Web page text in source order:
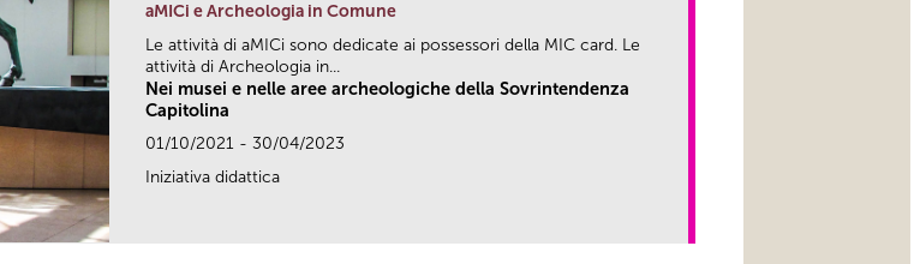
aMICi e Archeologia in Comune
Le attività di aMICi sono dedicate ai possessori della MIC card. Le
attività di Archeologia in...
Nei musei e nelle aree archeologiche della Sovrintendenza
Capitolina
01/10/2021 - 30/04/2023
Iniziativa didattica